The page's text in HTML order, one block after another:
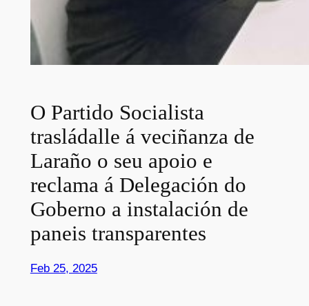
O Partido Socialista
trasládalle á veciñanza de
Laraño o seu apoio e
reclama á Delegación do
Goberno a instalación de
paneis transparentes
Feb 25, 2025